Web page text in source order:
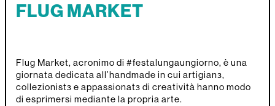
FLUG MARKET
Flug Market, acronimo di #festalungaungiorno, è una
giornata dedicata all’handmade in cui artigianɜ,
collezionistɜ e appassionatɜ di creatività hanno modo
di esprimersi mediante la propria arte.